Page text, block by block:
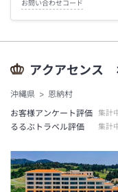
お問い合わせコード
アクアセン
沖縄県
恩納村
お客様アンケート評価
集計
るるぶトラベル評価 集計